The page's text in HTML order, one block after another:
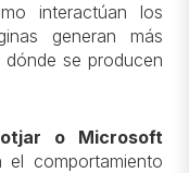
interactúan los
generan más
se producen
o Microsoft
comportamiento